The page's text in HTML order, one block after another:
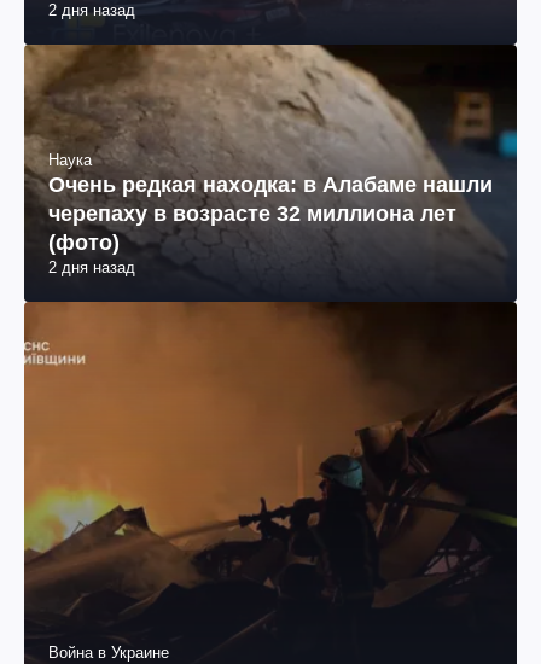
2 дня назад
Наука
Очень редкая находка: в Алабаме нашли
черепаху в возрасте 32 миллиона лет
(фото)
2 дня назад
Война в Украине